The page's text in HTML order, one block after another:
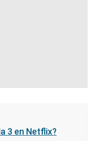
3 en Netflix?